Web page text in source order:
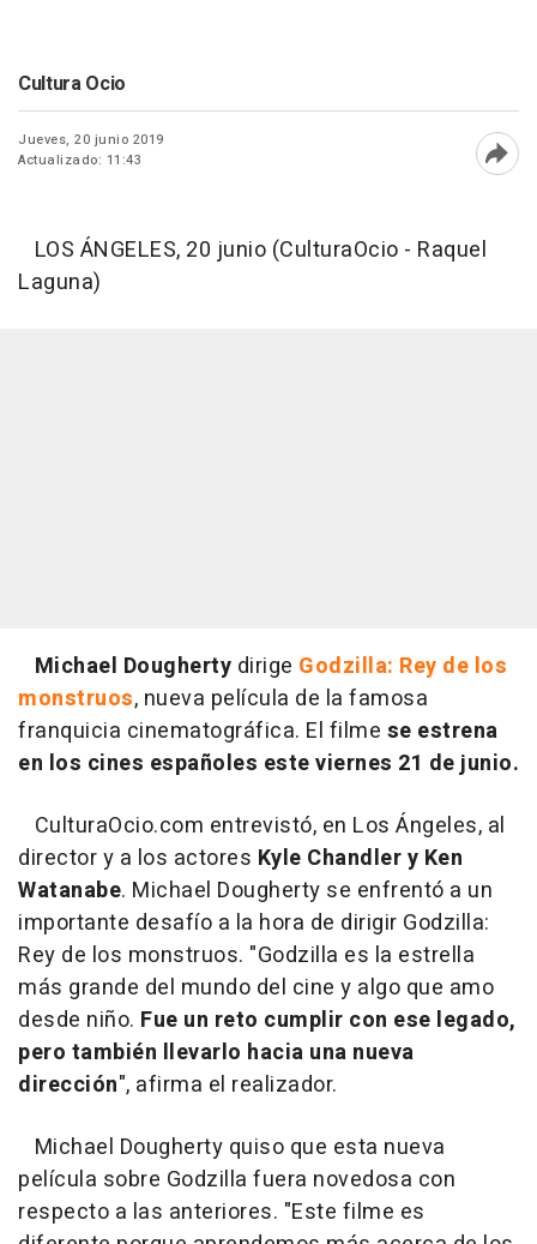
Cultura Ocio
Jueves, 20 junio 2019
Actualizado: 11:43
LOS ÁNGELES, 20 junio (CulturaOcio - Raquel
Laguna)
Michael Dougherty dirige Godzilla: Rey de los
monstruos, nueva película de la famosa
franquicia cinematográfica. El filme se estrena
en los cines españoles este viernes 21 de junio.
CulturaOcio.com entrevistó, en Los Ángeles, al
director y a los actores Kyle Chandler y Ken
Watanabe. Michael Dougherty se enfrentó a un
importante desafío a la hora de dirigir Godzilla:
Rey de los monstruos. "Godzilla es la estrella
más grande del mundo del cine y algo que amo
desde niño. Fue un reto cumplir con ese legado,
pero también llevarlo hacia una nueva
dirección", afirma el realizador.
Michael Dougherty quiso que esta nueva
película sobre Godzilla fuera novedosa con
respecto a las anteriores. "Este filme es